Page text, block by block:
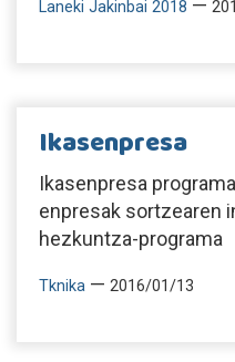
Laneki Jakinbai 2018
Ikasenpresa
Ikasenpresa
enpresak sortzearen
hezkuntza-programa
Tknika — 2016/01/13